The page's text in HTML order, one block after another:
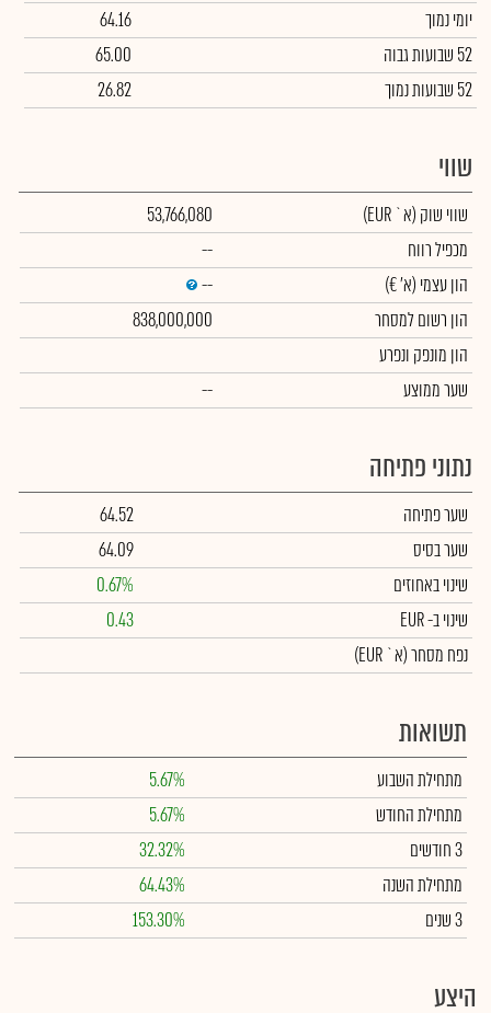
יומי נמוך
64.16
52 שבועות גבוה
65.00
52 שבועות נמוך
26.82
שווי
שווי שוק (א` EUR)
53,766,080
מכפיל רווח
--
הון עצמי (א' €)
--
הון רשום למסחר
838,000,000
הון מונפק ונפרע
שער ממוצע
--
נתוני פתיחה
שער פתיחה
64.52
שער בסיס
64.09
שינוי באחוזים
0.67%
שינויב- EUR
0.43
נפח מסחר(א` EUR)
תשואות
מתחילת השבוע
5.67%
מתחילת החודש
5.67%
3 חודשים
32.32%
מתחילת השנה
64.43%
3 שנים
153.30%
היצע